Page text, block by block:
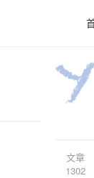
文章
1302